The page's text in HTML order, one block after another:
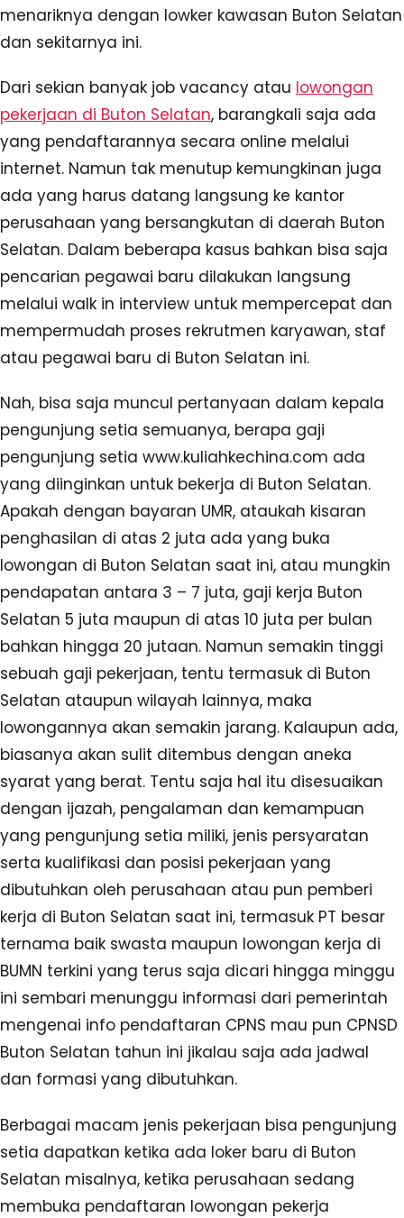
menariknya dengan lowker kawasan Buton Selatan
dan sekitarnya ini.
Dari sekian banyak job vacancy atau lowongan
pekerjaan di Buton Selatan, barangkali saja ada
yang pendaftarannya secara online melalui
internet. Namun tak menutup kemungkinan juga
ada yang harus datang langsung ke kantor
perusahaan yang bersangkutan di daerah Buton
Selatan. Dalam beberapa kasus bahkan bisa saja
pencarian pegawai baru dilakukan langsung
melalui walk in interview untuk mempercepat dan
mempermudah proses rekrutmen karyawan, staf
atau pegawai baru di Buton Selatan ini.
Nah, bisa saja muncul pertanyaan dalam kepala
pengunjung setia semuanya, berapa gaji
pengunjung setia www.kuliahkechina.com ada
yang diinginkan untuk bekerja di Buton Selatan.
Apakah dengan bayaran UMR, ataukah kisaran
penghasilan di atas 2 juta ada yang buka
lowongan di Buton Selatan saat ini, atau mungkin
pendapatan antara 3 – 7 juta, gaji kerja Buton
Selatan 5 juta maupun di atas 10 juta per bulan
bahkan hingga 20 jutaan. Namun semakin tinggi
sebuah gaji pekerjaan, tentu termasuk di Buton
Selatan ataupun wilayah lainnya, maka
lowongannya akan semakin jarang. Kalaupun ada,
biasanya akan sulit ditembus dengan aneka
syarat yang berat. Tentu saja hal itu disesuaikan
dengan ijazah, pengalaman dan kemampuan
yang pengunjung setia miliki, jenis persyaratan
serta kualifikasi dan posisi pekerjaan yang
dibutuhkan oleh perusahaan atau pun pemberi
kerja di Buton Selatan saat ini, termasuk PT besar
ternama baik swasta maupun lowongan kerja di
BUMN terkini yang terus saja dicari hingga minggu
ini sembari menunggu informasi dari pemerintah
mengenai info pendaftaran CPNS mau pun CPNSD
Buton Selatan tahun ini jikalau saja ada jadwal
dan formasi yang dibutuhkan.
Berbagai macam jenis pekerjaan bisa pengunjung
setia dapatkan ketika ada loker baru di Buton
Selatan misalnya, ketika perusahaan sedang
membuka pendaftaran lowongan pekerja